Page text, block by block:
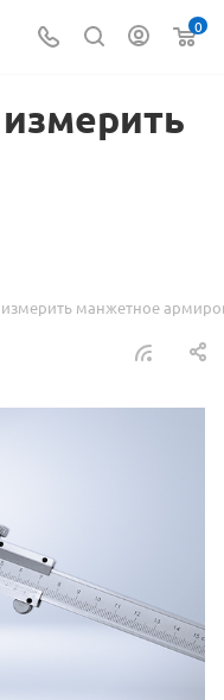
0
манжетное